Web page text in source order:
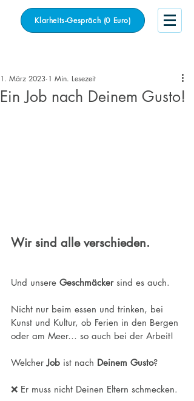
Klarheits-Gespräch (0 Euro)
Ein Job nach Deinem Gusto!
1. März 2023 1 Min. Lesezeit
Wir sind alle verschieden.
Und unsere Geschmäcker sind es auch.
Nicht nur beim essen und trinken, bei
Kunst und Kultur, ob Ferien in den Bergen
oder am Meer… so auch bei der Arbeit!
Welcher Job ist nach Deinem Gusto?
❌ Er muss nicht Deinen Eltern schmecken.